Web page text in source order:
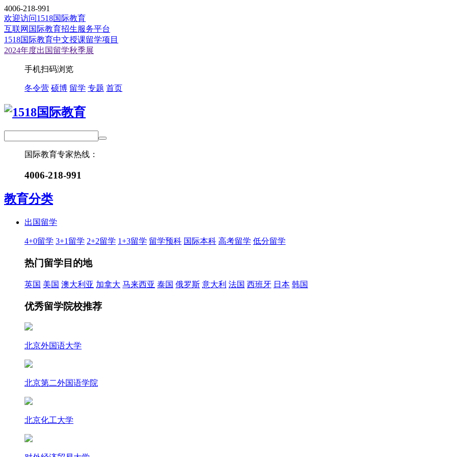
4006-218-991
欢迎访问1518国际教育
互联网国际教育招生服务平台
1518国际教育中文授课留学项目
2024年度出国留学秋季展
手机扫码浏览
冬令营 硕博 留学 专题 首页
国际教育专家热线：
4006-218-991
教育分类
出国留学
4+0留学 3+1留学 2+2留学 1+3留学 留学预科 国际本科 高考留学 低分留学
热门留学目的地
英国 美国 澳大利亚 加拿大 马来西亚 泰国 俄罗斯 意大利 法国 西班牙 日本 韩国
优秀留学院校推荐
北京外国语大学
北京第二外国语学院
北京化工大学